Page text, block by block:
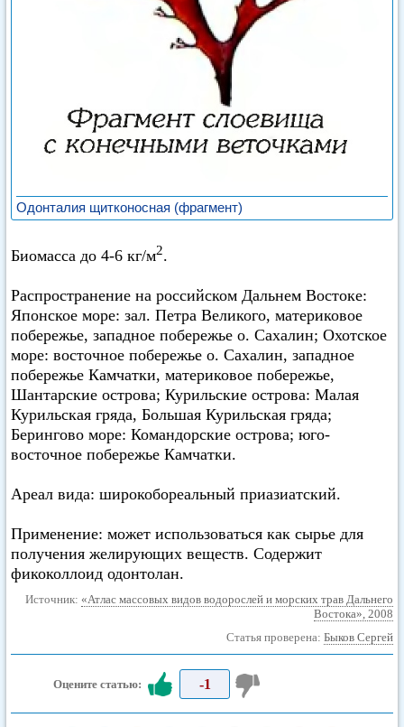
Одонталия щитконосная (фрагмент)
Биомасса до 4-6 кг/м2.
Распространение на российском Дальнем Востоке:
Японское море: зал. Петра Великого, материковое
побережье, западное побережье о. Сахалин; Охотское
море: восточное побережье о. Сахалин, западное
побережье Камчатки, материковое побережье,
Шантарские острова; Курильские острова: Малая
Курильская гряда, Большая Курильская гряда;
Берингово море: Командорские острова; юго-
восточное побережье Камчатки.
Ареал вида: широкобореальный приазиатский.
Применение: может использоваться как сырье для
получения желирующих веществ. Содержит
фикоколлоид одонтолан.
Источник: «Атлас массовых видов водорослей и морских трав Дальнего
Востока», 2008
Статья проверена: Быков Сергей
Оцените статью: -1